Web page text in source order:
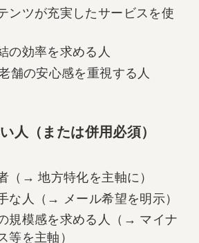
ンツが充実したサービスを使
の効率を求める人
舗の安心感を重視する人
人（または併用必須）
（→ 地方特化を主軸に）
な人（→ メール希望を明示）
規模感を求める人（→ マイナ
等を主軸）